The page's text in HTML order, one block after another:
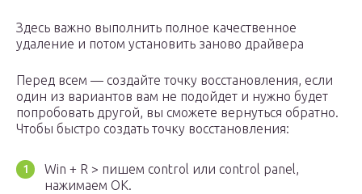
Здесь важно выполнить полное качественное
удаление и потом установить заново драйвера
Перед всем — создайте точку восстановления, если
один из вариантов вам не подойдет и нужно будет
попробовать другой, вы сможете вернуться обратно.
Чтобы быстро создать точку восстановления:
Win + R > пишем control или control panel,
нажимаем ОК.